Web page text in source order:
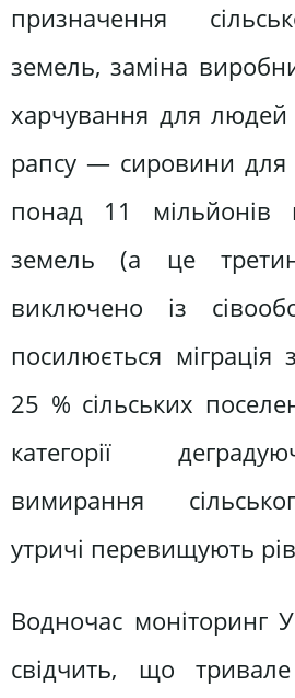
призначення
земель, заміна
харчування для
рапсу — сировини для
понад 11 мільйонів
земель (а це
виключено із
посилюється міграція
25 % сільських
категорії
вимирання
утричі перевищують
Водночас моніторинг
свідчить, що